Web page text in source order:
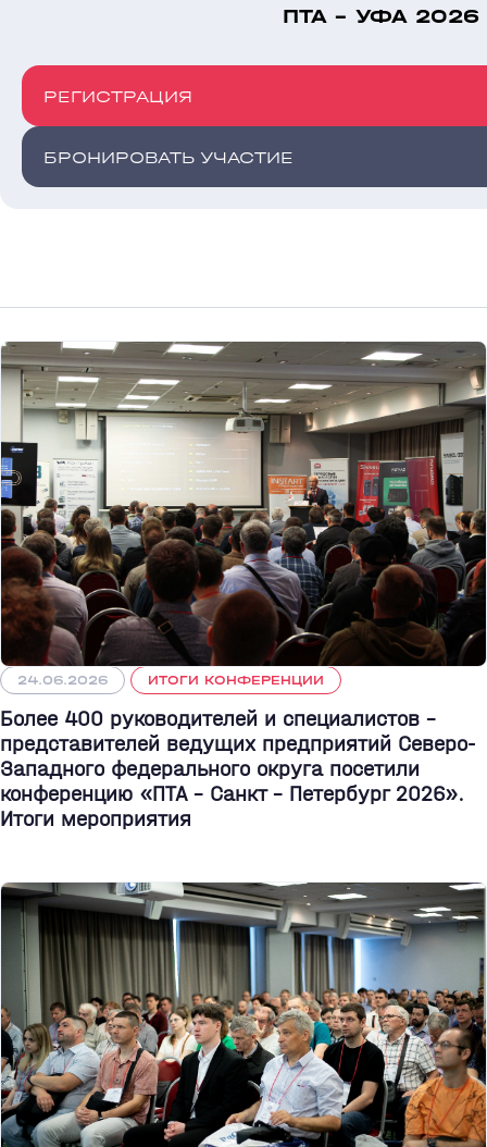
ПТА - УФА 2026
РЕГИСТРАЦИЯ
БРОНИРОВАТЬ УЧАСТИЕ
24.06.2026 ИТОГИ КОНФЕРЕНЦИИ
Более 400 руководителей и специалистов –
представителей ведущих предприятий Северо-
Западного федерального округа посетили
конференцию «ПТА – Санкт - Петербург 2026».
Итоги мероприятия